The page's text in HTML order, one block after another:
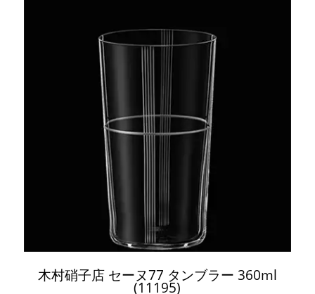
木村硝子店 セーヌ77 タンブラー 360ml
(11195)